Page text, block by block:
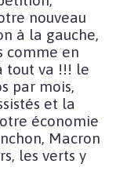
nouveau
à la gauche,
comme en
tout va !!! le
par mois,
et la
économie
Macron
les verts y